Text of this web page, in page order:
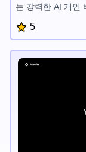
는 강력한 AI 개인
다. '부가적인 뇌'
생산성 도구입니
5